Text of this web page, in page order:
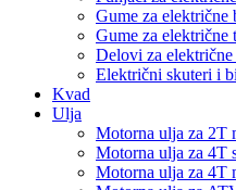
Gume za električne
Gume za električne
Delovi za
Električni skuteri i
Kvad
Ulja
Motorna ulja za 2T
Motorna ulja za 4T
Motorna ulja za 4T